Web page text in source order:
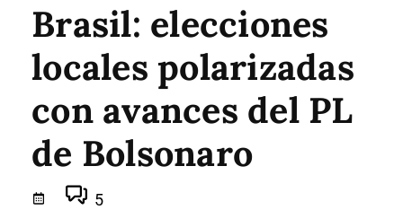
Brasil: elecciones
locales polarizadas
con avances del PL
de Bolsonaro
5